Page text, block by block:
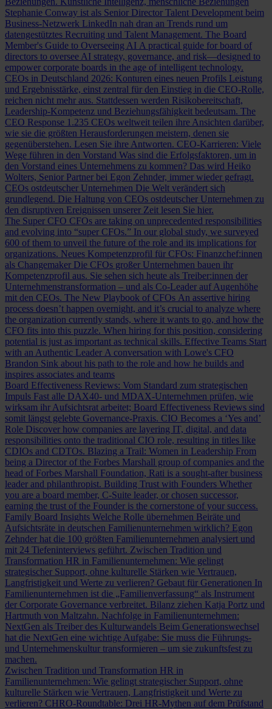
Stephanie Conway ist als Senior Director Talent Development beim
Business-Netzwerk LinkedIn nah dran an Trends rund um
datengestütztes Recruiting und Talent Management. The Board
Member's Guide to Overseeing AI A practical guide for board of
directors to oversee AI strategy, governance, and risk—designed to
empower corporate boards in the age of intelligent technology.
CEOs in Deutschland 2026: Konturen eines neuen Profils Leistung
und Ergebnisstärke, einst zentral für den Einstieg in die CEO-Rolle,
reichen nicht mehr aus. Stattdessen werden Risikobereitschaft,
Leadership-Kompetenz und Beziehungsfähigkeit bedeutsam. The
CEO Response 1.235 CEOs weltweit teilen ihre Ansichten darüber,
wie sie die größten Herausforderungen meistern, denen sie
gegenüberstehen. Lesen Sie ihre Antworten. CEO-Karrieren: Viele
Wege führen in den Vorstand Was sind die Erfolgsfaktoren, um in
den Vorstand eines Unternehmens zu kommen? Das wird Heiko
Wolters, Senior Partner bei Egon Zehnder, immer wieder gefragt.
CEOs ostdeutscher Unternehmen Die Welt verändert sich
grundlegend. Die Haltung von CEOs ostdeutscher Unternehmen zu
den disruptiven Ereignissen unserer Zeit lesen Sie hier.
The Super CFO CFOs are taking on unprecedented responsibilities
and evolving into “super CFOs.” In our global study, we surveyed
600 of them to unveil the future of the role and its implications for
organizations. Neues Kompetenzprofil für CFOs: Finanzchef:innen
als Changemaker Die CFOs großer Unternehmen bauen ihr
Kompetenzprofil aus. Sie sehen sich heute als Treiber:innen der
Unternehmenstransformation – und als Co-Leader auf Augenhöhe
mit den CEOs. The New Playbook of CFOs An assertive hiring
process doesn’t happen overnight, and it’s crucial to analyze where
the organization currently stands, where it wants to go, and how the
CFO fits into this puzzle. When hiring for this position, considering
potential is just as important as technical skills. Effective Teams Start
with an Authentic Leader A conversation with Lowe's CFO
Brandon Sink about his path to the role and how he builds and
inspires associates and teams
Board Effectiveness Reviews: Vom Standard zum strategischen
Impuls Fast alle DAX40- und MDAX-Unternehmen prüfen, wie
wirksam ihr Aufsichtsrat arbeitet; Board Effectiveness Reviews sind
somit längst gelebte Governance-Praxis. CIO Becomes a ‘Yes and’
Role Discover how companies are layering IT, digital, and data
responsibilities onto the traditional CIO role, resulting in titles like
CDIOs and CDTOs. Blazing a Trail: Women in Leadership From
being a Director of the Forbes Marshall group of companies and the
head of Forbes Marshall Foundation, Rati is a sought-after business
leader and philanthropist. Building Trust with Founders Whether
you are a board member, C-Suite leader, or chosen successor,
earning the trust of the Founder is the cornerstone of your success.
Family Board Insights Welche Rolle übernehmen Beiräte und
Aufsichtsräte in deutschen Familienunternehmen wirklich? Egon
Zehnder hat die 100 größten Familienunternehmen analysiert und
mit 24 Tiefeninterviews geführt. Zwischen Tradition und
Transformation HR in Familienunternehmen: Wie gelingt
strategischer Support, ohne kulturelle Stärken wie Vertrauen,
Langfristigkeit und Werte zu verlieren? Gebaut für Generationen In
Familienunternehmen ist die „Familienverfassung“ als Instrument
der Corporate Governance verbreitet. Bilanz ziehen Katja Portz und
Hartmuth von Maltzahn. Nachfolge in Familienunternehmen:
NextGen als Treiber des Kulturwandels Beim Generationswechsel
hat die NextGen eine wichtige Aufgabe: Sie muss die Führungs-
und Unternehmenskultur transformieren – um sie zukunftsfest zu
machen.
Zwischen Tradition und Transformation HR in
Familienunternehmen: Wie gelingt strategischer Support, ohne
kulturelle Stärken wie Vertrauen, Langfristigkeit und Werte zu
verlieren? CHRO-Roundtable: Drei HR-Mythen auf dem Prüfstand